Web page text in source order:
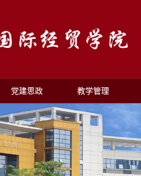
党建思政 教学管理